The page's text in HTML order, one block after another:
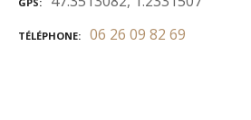
TÉLÉPHONE 06 26 09 82 69